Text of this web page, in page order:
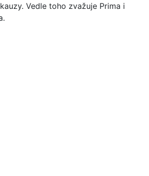
Vedle toho zvažuje Prima i